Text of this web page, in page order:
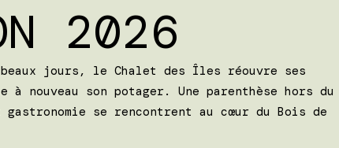
2026
jours, le Chalet des Îles réouvre ses
nouveau son potager. Une parenthèse hors du
se rencontrent au cœur du Bois de